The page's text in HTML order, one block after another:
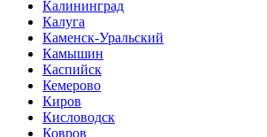
Калининград
Калуга
Каменск-Уральский
Камышин
Каспийск
Кемерово
Киров
Кисловодск
Ковров